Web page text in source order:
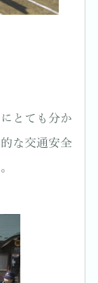
とても分か
な交通安全